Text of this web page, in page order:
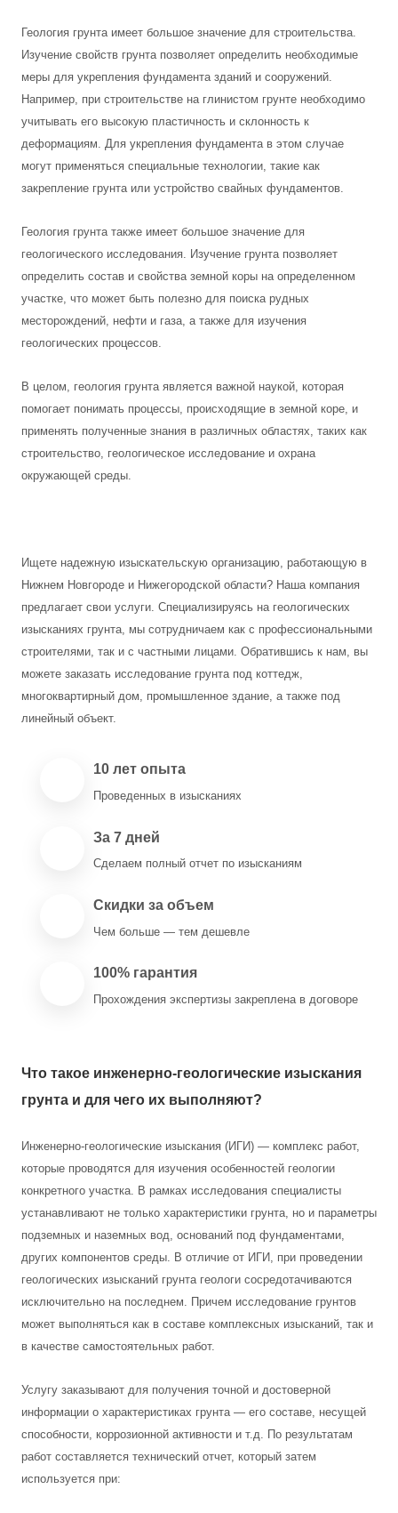
Геология грунта имеет большое значение для строительства.
Изучение свойств грунта позволяет определить необходимые
меры для укрепления фундамента зданий и сооружений.
Например, при строительстве на глинистом грунте необходимо
учитывать его высокую пластичность и склонность к
деформациям. Для укрепления фундамента в этом случае
могут применяться специальные технологии, такие как
закрепление грунта или устройство свайных фундаментов.
Геология грунта также имеет большое значение для
геологического исследования. Изучение грунта позволяет
определить состав и свойства земной коры на определенном
участке, что может быть полезно для поиска рудных
месторождений, нефти и газа, а также для изучения
геологических процессов.
В целом, геология грунта является важной наукой, которая
помогает понимать процессы, происходящие в земной коре, и
применять полученные знания в различных областях, таких как
строительство, геологическое исследование и охрана
окружающей среды.
Ищете надежную изыскательскую организацию, работающую в
Нижнем Новгороде и Нижегородской области? Наша компания
предлагает свои услуги. Специализируясь на геологических
изысканиях грунта, мы сотрудничаем как с профессиональными
строителями, так и с частными лицами. Обратившись к нам, вы
можете заказать исследование грунта под коттедж,
многоквартирный дом, промышленное здание, а также под
линейный объект.
10 лет опыта
Проведенных в изысканиях
За 7 дней
Сделаем полный отчет по изысканиям
Скидки за объем
Чем больше — тем дешевле
100% гарантия
Прохождения экспертизы закреплена в договоре
Что такое инженерно-геологические изыскания
грунта и для чего их выполняют?
Инженерно-геологические изыскания (ИГИ) — комплекс работ,
которые проводятся для изучения особенностей геологии
конкретного участка. В рамках исследования специалисты
устанавливают не только характеристики грунта, но и параметры
подземных и наземных вод, оснований под фундаментами,
других компонентов среды. В отличие от ИГИ, при проведении
геологических изысканий грунта геологи сосредотачиваются
исключительно на последнем. Причем исследование грунтов
может выполняться как в составе комплексных изысканий, так и
в качестве самостоятельных работ.
Услугу заказывают для получения точной и достоверной
информации о характеристиках грунта — его составе, несущей
способности, коррозионной активности и т.д. По результатам
работ составляется технический отчет, который затем
используется при: